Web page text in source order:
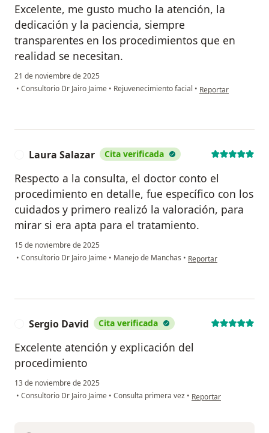
Excelente, me gusto mucho la atención, la
dedicación y la paciencia, siempre
transparentes en los procedimientos que en
realidad se necesitan.
21 de noviembre de 2025
• Consultorio Dr Jairo Jaime • Rejuvenecimiento facial • en opinión del
Reportar
Laura Salazar Cita verificada
Respecto a la consulta, el doctor conto el
procedimiento en detalle, fue específico con los
cuidados y primero realizó la valoración, para
mirar si era apta para el tratamiento.
15 de noviembre de 2025
• Consultorio Dr Jairo Jaime • Manejo de Manchas • en opinión del usuario
Reportar
Sergio David Cita verificada
Excelente atención y explicación del
procedimiento
13 de noviembre de 2025
• Consultorio Dr Jairo Jaime • Consulta primera vez • en opinión del usuario
Reportar